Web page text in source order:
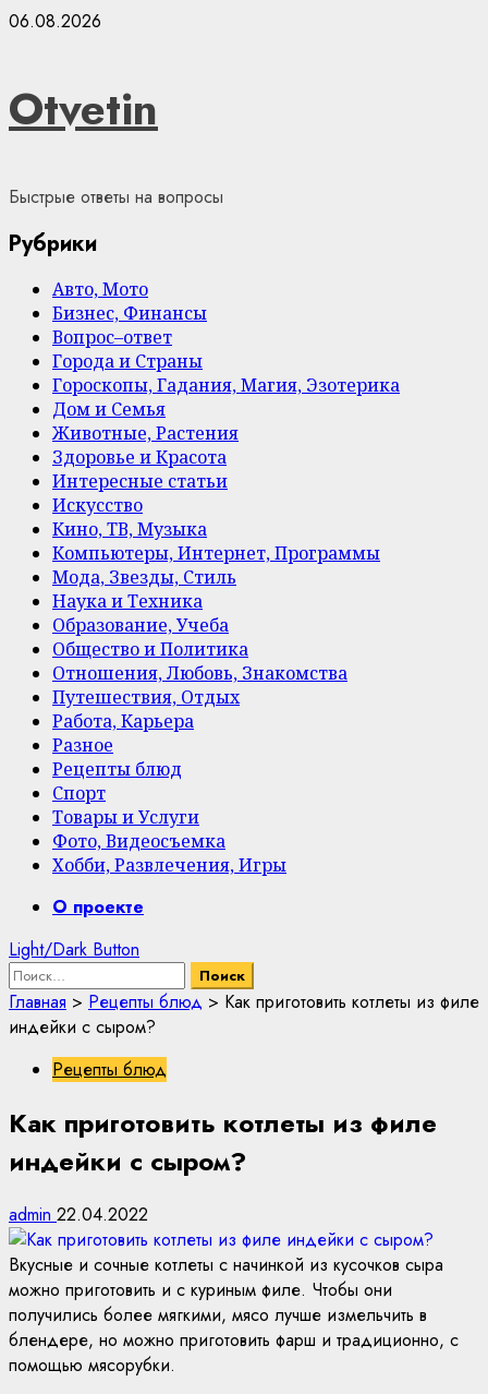
Skip
06.08.2026
Otvetin
Быстрые ответы на вопросы
Рубрики
Авто, Мото
Бизнес, Финансы
Вопрос–ответ
Города и Страны
Гороскопы, Гадания, Магия, Эзотерика
Дом и Семья
Животные, Растения
Здоровье и Красота
Интересные статьи
Искусство
Кино, ТВ, Музыка
Компьютеры, Интернет, Программы
Мода, Звезды, Стиль
Наука и Техника
Образование, Учеба
Общество и Политика
Отношения, Любовь, Знакомства
Путешествия, Отдых
Работа, Карьера
Разное
Рецепты блюд
Спорт
Товары и Услуги
Фото, Видеосъемка
Хобби, Развлечения, Игры
PrimaryО проекте
Light/Dark Button
Найти:
Главная > Рецепты блюд > Как приготовить котлеты из филе
индейки с сыром?
Рецепты блюд
Как приготовить котлеты из филе
индейки с сыром?
admin 22.04.2022
Вкусные и сочные котлеты с начинкой из кусочков сыра
можно приготовить и с куриным филе. Чтобы они
получились более мягкими, мясо лучше измельчить в
блендере, но можно приготовить фарш и традиционно, с
помощью мясорубки.